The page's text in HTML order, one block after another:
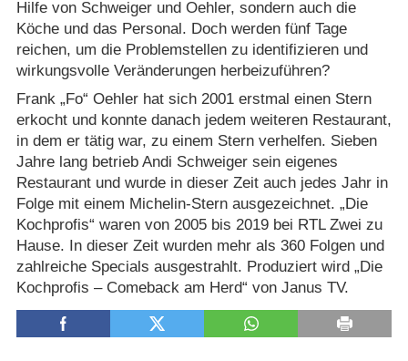
Hilfe von Schweiger und Oehler, sondern auch die
Köche und das Personal. Doch werden fünf Tage
reichen, um die Problemstellen zu identifizieren und
wirkungsvolle Veränderungen herbeizuführen?
Frank „Fo“ Oehler hat sich 2001 erstmal einen Stern
erkocht und konnte danach jedem weiteren Restaurant,
in dem er tätig war, zu einem Stern verhelfen. Sieben
Jahre lang betrieb Andi Schweiger sein eigenes
Restaurant und wurde in dieser Zeit auch jedes Jahr in
Folge mit einem Michelin-Stern ausgezeichnet. „Die
Kochprofis“ waren von 2005 bis 2019 bei RTL Zwei zu
Hause. In dieser Zeit wurden mehr als 360 Folgen und
zahlreiche Specials ausgestrahlt. Produziert wird „Die
Kochprofis – Comeback am Herd“ von Janus TV.